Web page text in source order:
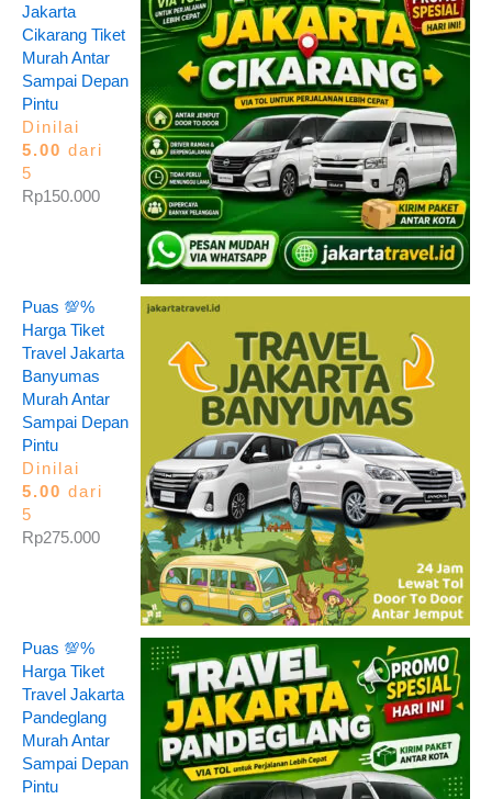
Jakarta
Cikarang Tiket
Murah Antar
Sampai Depan
Pintu
Dinilai
5.00 dari
5
Rp150.000
Puas 💯%
Harga Tiket
Travel Jakarta
Banyumas
Murah Antar
Sampai Depan
Pintu
Dinilai
5.00 dari
5
Rp275.000
Puas 💯%
Harga Tiket
Travel Jakarta
Pandeglang
Murah Antar
Sampai Depan
Pintu